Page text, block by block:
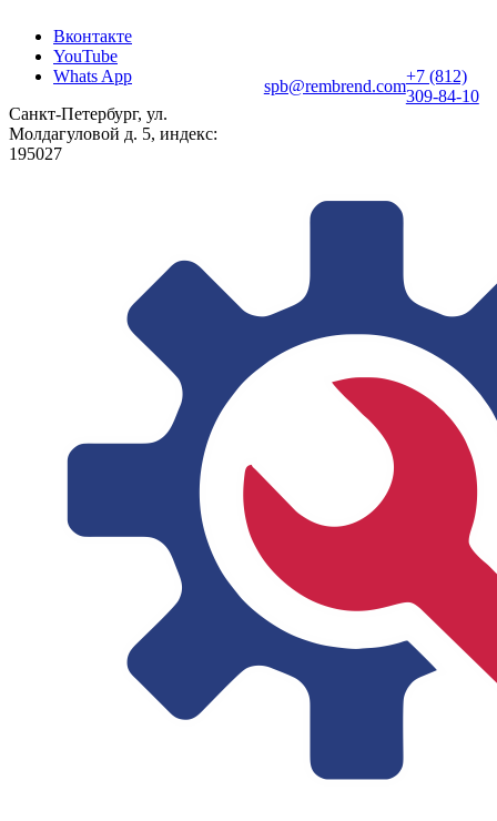
Вконтакте
YouTube
Whats App
Санкт-Петербург, ул.
Молдагуловой д. 5, индекс:
195027
spb@rembrend.com
+7 (812)
309-84-10